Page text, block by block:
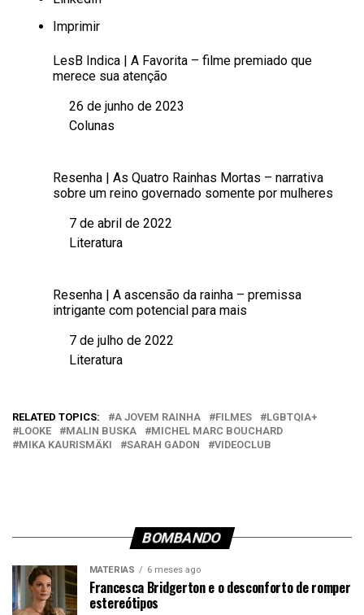
Imprimir
LesB Indica | A Favorita – filme premiado que
merece sua atenção
Data
26 de junho de 2023
Em relação a
Colunas
Resenha | As Quatro Rainhas Mortas – narrativa
sobre um reino governado somente por mulheres
Data7 de abril de 2022
Em relação a
Literatura
Resenha | A ascensão da rainha – premissa
intrigante com potencial para mais
Data7 de julho de 2022
Em relação a
Literatura
RELATED TOPICS: A JOVEM RAINHA FILMES
LGBTQIA+
LOOKE
MALIN BUSKA
MICHEL MARC BOUCHARD
MIKA KAURISMÄKI
SARAH GADON VIDEOCLUB
BOMBANDO
MATÉRIAS 6 meses ago
Francesca Bridgerton e o desconforto de romper
estereótipos